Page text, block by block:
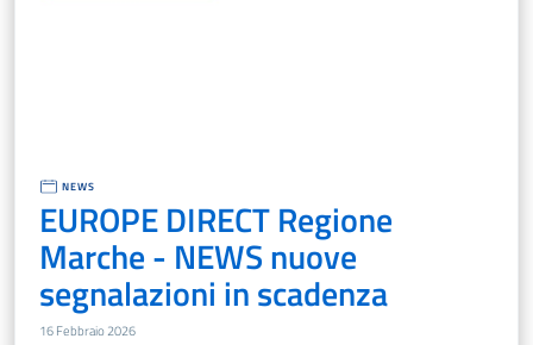
NEWS
EUROPE DIRECT Regione
Marche - NEWS nuove
segnalazioni in scadenza
16 Febbraio 2026